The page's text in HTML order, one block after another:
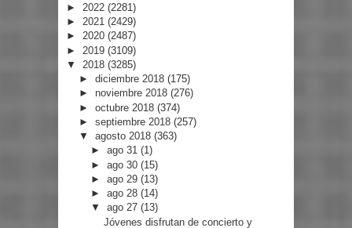
► 2022 (2281)
► 2021 (2429)
► 2020 (2487)
► 2019 (3109)
▼ 2018 (3285)
► diciembre 2018 (175)
► noviembre 2018 (276)
► octubre 2018 (374)
► septiembre 2018 (257)
▼ agosto 2018 (363)
►ago 31(1)
►ago 30(15)
►ago 29(13)
►ago 28(14)
▼ago 27(13)
Jóvenes disfrutan de concierto y